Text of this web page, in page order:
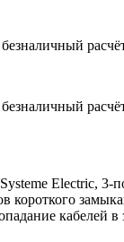
Electric,
короткого
кабелей в